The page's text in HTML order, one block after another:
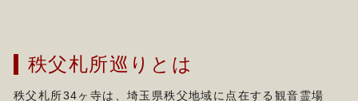
秩父札所巡りとは
秩父札所34ヶ寺は、埼玉県秩父地域に点在する観音霊場